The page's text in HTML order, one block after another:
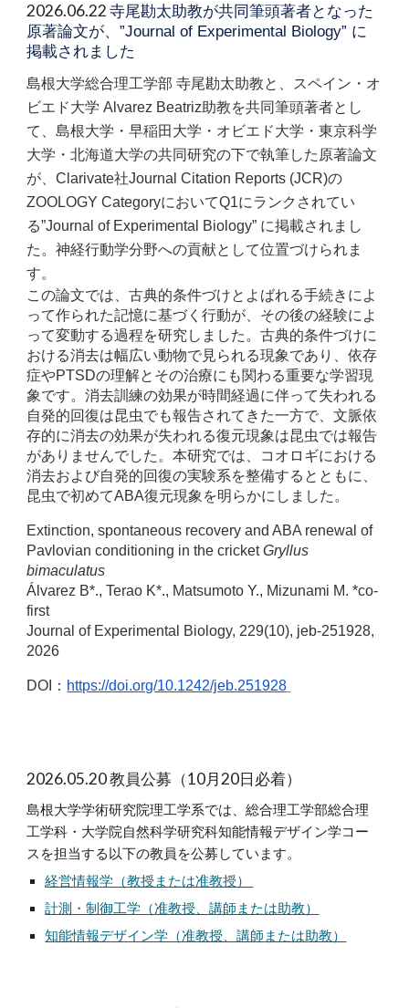
2026.06.22寺尾勘太助教が共同筆頭著者となった
原著論文が、”Journal of Experimental Biology” に
掲載されました
島根大学総合理工学部 寺尾勘太助教と、スペイン・オ
ビエド大学 Alvarez Beatriz助教を共同筆頭著者とし
て、島根大学・早稲田大学・オビエド大学・東京科学
大学・北海道大学の共同研究の下で執筆した原著論文
が、Clarivate社Journal Citation Reports (JCR)の
ZOOLOGY CategoryにおいてQ1にランクされてい
る”Journal of Experimental Biology” に掲載されまし
た。神経行動学分野への貢献として位置づけられま
す。
この論文では、古典的条件づけとよばれる手続きによ
って作られた記憶に基づく行動が、その後の経験によ
って変動する過程を研究しました。古典的条件づけに
おける消去は幅広い動物で見られる現象であり、依存
症やPTSDの理解とその治療にも関わる重要な学習現
象です。消去訓練の効果が時間経過に伴って失われる
自発的回復は昆虫でも報告されてきた一方で、文脈依
存的に消去の効果が失われる復元現象は昆虫では報告
がありませんでした。本研究では、コオロギにおける
消去および自発的回復の実験系を整備するとともに、
昆虫で初めてABA復元現象を明らかにしました。
Extinction, spontaneous recovery and ABA renewal of
Pavlovian conditioning in the cricketGryllus
bimaculatus
Álvarez B*., Terao K*., Matsumoto Y., Mizunami M. *co-
first
Journal of Experimental Biology, 229(10), jeb-251928,
2026
DOI： https://doi.org/10.1242/jeb.251928
2026.05.20 教員公募（10月20日必着）
島根大学学術研究院理工学系では、総合理工学部総合理
工学科・大学院自然科学研究科知能情報デザイン学コー
スを担当する以下の教員を公募しています。
経営情報学（教授または准教授）
計測・制御工学（准教授、講師または助教）
知能情報デザイン学（准教授、講師または助教）